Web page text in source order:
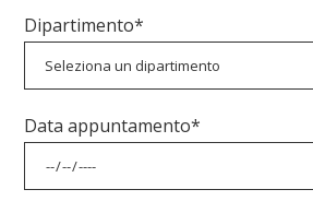
Dipartimento*
Data appuntamento*